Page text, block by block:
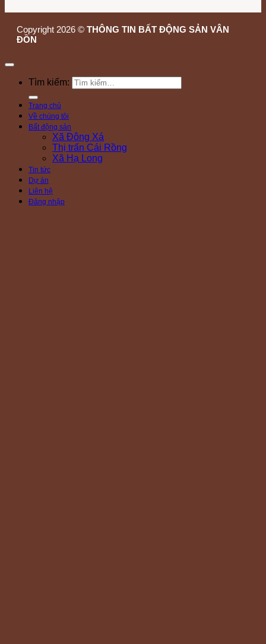
Copyright 2026 © THÔNG TIN BẤT ĐỘNG SẢN VÂN
ĐỒN
Tìm kiếm:
Trang chủ
Về chúng tôi
Bất động sản
Xã Đông Xá
Thị trấn Cái Rồng
Xã Hạ Long
Tin tức
Dự án
Liên hệ
Đăng nhập